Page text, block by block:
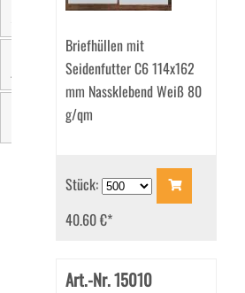
Zertifizierung
Briefhüllen mit
Seidenfutter C6 114x162
mm Nassklebend Weiß 80
g/qm
Stück:
40.60 €*
Art.-Nr. 15010